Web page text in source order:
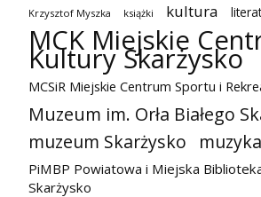
Krzysztof Myszka książki kultura
MCK Miejskie
Kultury Skarżysko
MCSiR Miejskie Centrum Sportu i
Muzeum im. Orła Białego
muzeum Skarżysko
muzyka
PiMBP Powiatowa i Miejska
Skarżysko